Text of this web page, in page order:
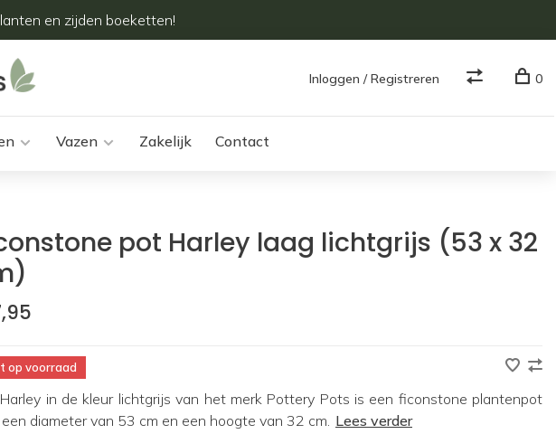
en zijden boeketten!
Vazen Zakelijk Contact
Inloggen / Registreren 0
pot Harley laag lichtgrijs (53 x 32
op voorraad
in de kleur lichtgrijs van het merk Pottery Pots is een ficonstone plantenpot
diameter van 53 cm en een hoogte van 32 cm. Lees verder